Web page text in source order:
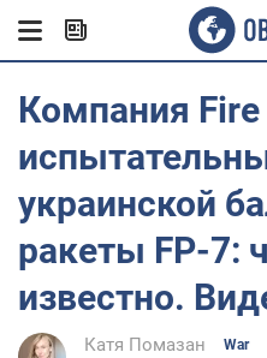
Компания
украинской
ракеты FP-7:
известно.
Катя Помазан War